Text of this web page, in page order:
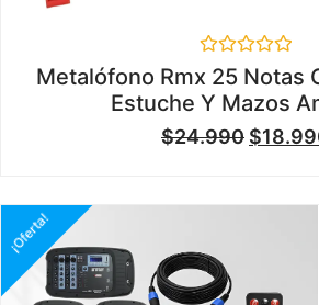
Valorado
en
0
5
Metalófono Rmx 25 Notas
Estuche Y Mazos
$24.990 $
¡Oferta!